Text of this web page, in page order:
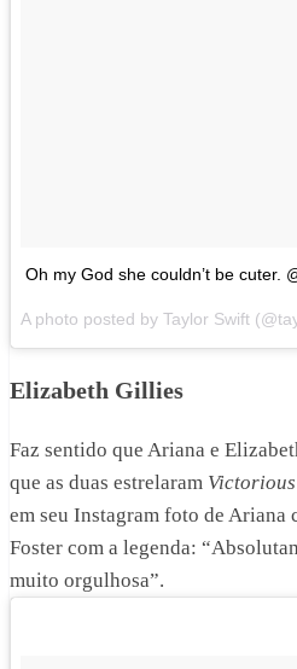
Oh my God she couldn’t be cuter.
A photo posted by Taylor Swift
Elizabeth Gillies
Faz sentido que Ariana e
que as duas estrelaram Victorious
em seu Instagram foto de Ariana
Foster com a legenda:
muito orgulhosa”.